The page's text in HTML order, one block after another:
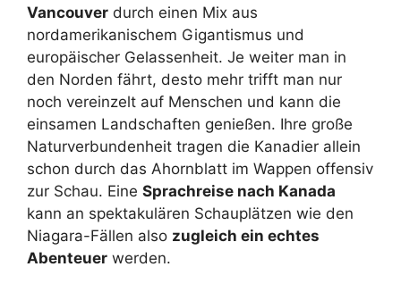
Vancouver durch einen Mix aus
nordamerikanischem Gigantismus und
europäischer Gelassenheit. Je weiter man in
den Norden fährt, desto mehr trifft man nur
noch vereinzelt auf Menschen und kann die
einsamen Landschaften genießen. Ihre große
Naturverbundenheit tragen die Kanadier allein
schon durch das Ahornblatt im Wappen offensiv
zur Schau. Eine Sprachreise nach Kanada
kann an spektakulären Schauplätzen wie den
Niagara-Fällen also zugleich ein echtes
Abenteuer werden.